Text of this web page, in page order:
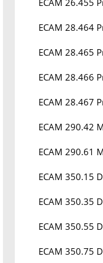
ECAM 26.455
ECAM 28.464
ECAM 28.465
ECAM 28.466
ECAM 28.467
ECAM 290.42
ECAM 290.61
ECAM 350.15
ECAM 350.35
ECAM 350.55
ECAM 350.75